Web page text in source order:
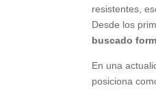
resistentes,
Desde los
buscado
En una
posiciona